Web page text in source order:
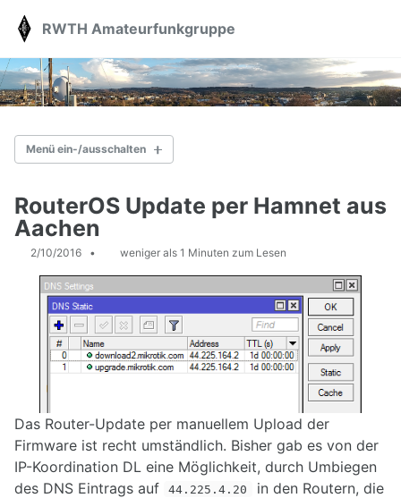
Skip
primary
navigation
Skip
content
Skip
footer
RWTH Amateurfunkgruppe
Menü ein-/ausschalten
ÜBER UNS
Station
Vorträge
Kontakt
Spenden
AFU-KURS
DB0PRA
DB0SDA
DB0WA
RouterOS Update per Hamnet aus
Aachen
2/10/2016 weniger als 1 Minuten zum Lesen
Das Router-Update per manuellem Upload der
Firmware ist recht umständlich. Bisher gab es von der
IP-Koordination DL eine Möglichkeit, durch Umbiegen
des DNS Eintrags auf
44.225.4.20
in den Routern, die